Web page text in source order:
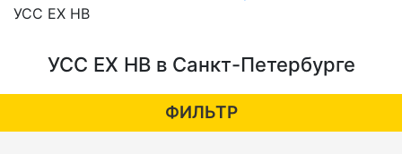
УСС EX НВ
УСС EX НВ в Санкт-Петербурге
ФИЛЬТР